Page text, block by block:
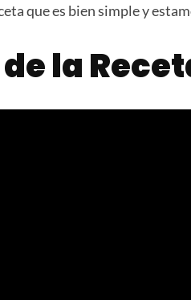
que es bien simple y
la